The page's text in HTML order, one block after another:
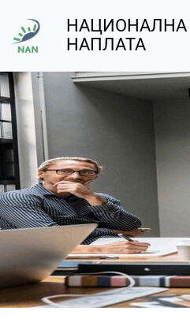
content
НАЦИОНАЛНА
НАПЛАТА